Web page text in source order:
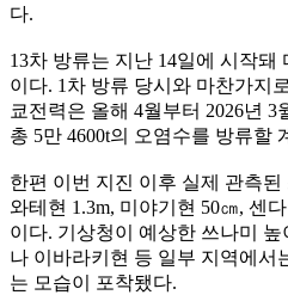
다.
13차 방류는 지난 14일에 시작돼
이다. 1차 방류 당시와 마찬가지
쿄전력은 올해 4월부터 2026년 3
총 5만 4600t의 오염수를 방류할
한편 이번 지진 이후 실제 관측된
와테현 1.3m, 미야기현 50㎝, 센
이다. 기상청이 예상한 쓰나미
나 이바라키현 등 일부 지역에서
는 모습이 포착됐다.